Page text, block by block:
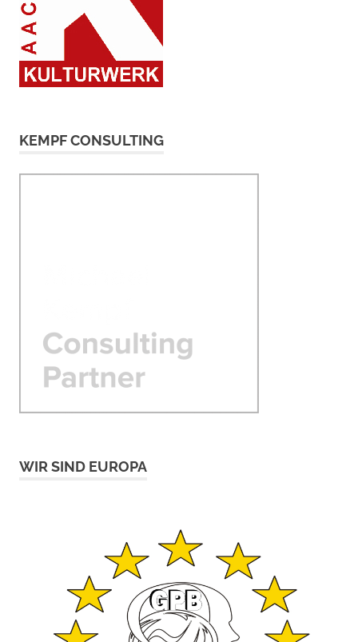
KEMPF CONSULTING
WIR SIND EUROPA